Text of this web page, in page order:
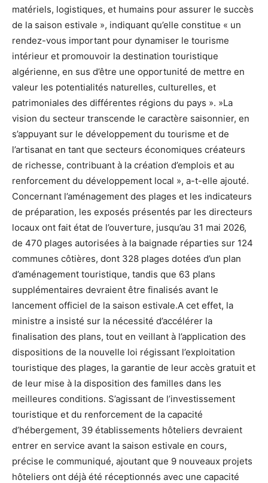
matériels, logistiques, et humains pour assurer le succès
de la saison estivale », indiquant qu’elle constitue « un
rendez-vous important pour dynamiser le tourisme
intérieur et promouvoir la destination touristique
algérienne, en sus d’être une opportunité de mettre en
valeur les potentialités naturelles, culturelles, et
patrimoniales des différentes régions du pays ». »La
vision du secteur transcende le caractère saisonnier, en
s’appuyant sur le développement du tourisme et de
l’artisanat en tant que secteurs économiques créateurs
de richesse, contribuant à la création d’emplois et au
renforcement du développement local », a-t-elle ajouté.
Concernant l’aménagement des plages et les indicateurs
de préparation, les exposés présentés par les directeurs
locaux ont fait état de l’ouverture, jusqu’au 31 mai 2026,
de 470 plages autorisées à la baignade réparties sur 124
communes côtières, dont 328 plages dotées d’un plan
d’aménagement touristique, tandis que 63 plans
supplémentaires devraient être finalisés avant le
lancement officiel de la saison estivale.A cet effet, la
ministre a insisté sur la nécessité d’accélérer la
finalisation des plans, tout en veillant à l’application des
dispositions de la nouvelle loi régissant l’exploitation
touristique des plages, la garantie de leur accès gratuit et
de leur mise à la disposition des familles dans les
meilleures conditions. S’agissant de l’investissement
touristique et du renforcement de la capacité
d’hébergement, 39 établissements hôteliers devraient
entrer en service avant la saison estivale en cours,
précise le communiqué, ajoutant que 9 nouveaux projets
hôteliers ont déjà été réceptionnés avec une capacité